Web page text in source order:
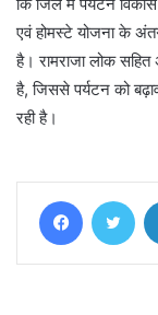
कि जिले में पर्यटन विकास
एवं होमस्टे योजना के
है। रामराजा लोक सहित
है, जिससे पर्यटन को
रही है।
Facebook